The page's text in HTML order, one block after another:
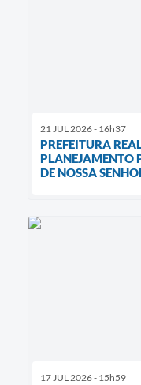
21 JUL 2026 - 16h37
PREFEITURA
PLANEJAMENTO
DE NOSSA
17 JUL 2026 - 15h59